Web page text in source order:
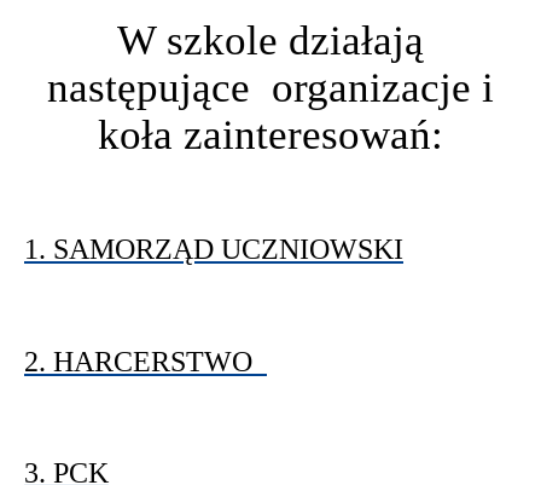
W szkole działają
następujące organizacje i
koła zainteresowań:
1. SAMORZĄD UCZNIOWSKI
2. HARCERSTWO
3. PCK